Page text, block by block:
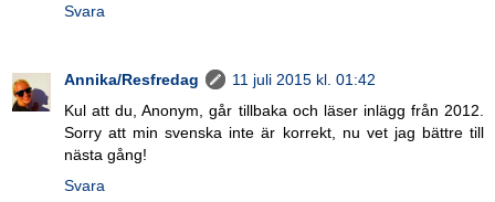
Svara
Annika/Resfredag
11 juli 2015 kl. 01:42
Kul att du, Anonym, går tillbaka och läser inlägg från 2012.
Sorry att min svenska inte är korrekt, nu vet jag bättre till
nästa gång!
Svara